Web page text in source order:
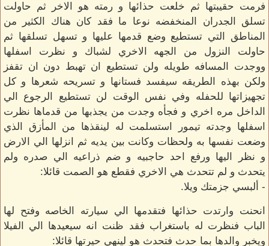
فرمت حقيبتها ثم خلعت حذائها و رمته هو الاخر ثم حاولت
تسلق الجدران المنخفضه نوعا ما فقد كان هناك الكثير من
المناطق التي تستطيع وضع قدمها عليها و تسهل تسلقها ثم
حاولت النزول من الجهه الاخري لشباك و نظرت اسفلها
ووجدت المسافه طويله ولن تستطيع ان تهبط دون ان تقفز
ولكن بهذه الطريقه سيفسد فستانها و تسريحه شعرها و كل
تجهيزاتها للحفله وفي نفس الوقت لن تستطيع الرجوع الي
الداخل مره اخري و فجأه وجدت من يجذبها من قدماها نظرت
اسفلها وجدته تيمور استسلمت له لينقذها من المأزق الذي
وضعت نفسها به ولحظات وكانت بين يديه ثم انزلها الي الارض
و نظر اليها ورفع احد حاجبيه و ضم ذراعيه الي صدره ولم
يتحدث و لم تتحدث هي الاخري فقطع هو الصمت قائلا:
- ألبسي جزمتك ويلا.
انحنت وارتدت حذائها فتقدمها الي سيارته الخاصه وفتح لها
الباب فنظرت له باستغراب فقد ظنت انه سيعيدها الي الفيلا
ويخبر والدها بما حدث فتحدث هو لينهي حيرتها قائلا: